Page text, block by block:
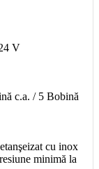
V
c.a. / 5 Bobină
cu inox
minimă la